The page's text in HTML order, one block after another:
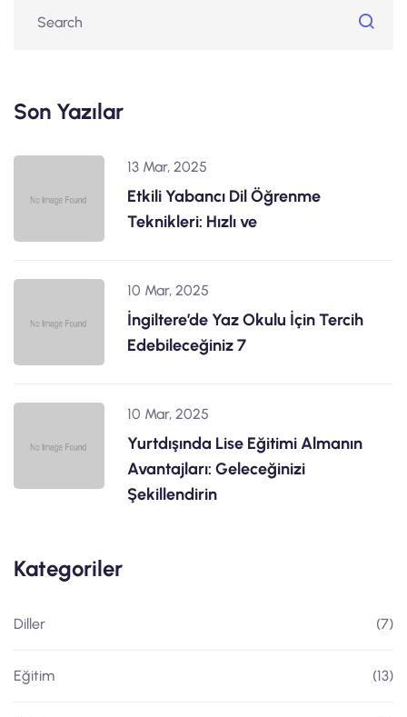
Son Yazılar
13 Mar, 2025
Etkili Yabancı Dil Öğrenme
Teknikleri: Hızlı ve
10 Mar, 2025
İngiltere’de Yaz Okulu İçin Tercih
Edebileceğiniz 7
10 Mar, 2025
Yurtdışında Lise Eğitimi Almanın
Avantajları: Geleceğinizi
Şekillendirin
Kategoriler
Diller (7)
Eğitim (13)